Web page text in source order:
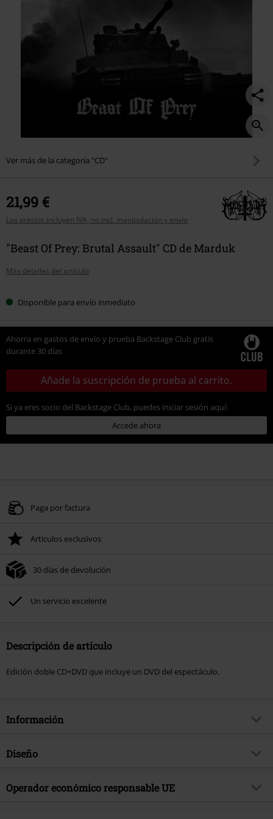
Ver más de la categoría "CD"
21,99 €
Los precios incluyen IVA, no incl. manipulación y envío
"Beast Of Prey: Brutal Assault" CD de Marduk
Más detalles del artículo
Disponible para envío inmediato
Ahorra en gastos de envío y prueba Backstage Club gratis
durante 30 días
Añade la suscripción de prueba al carrito.
Si ya eres socio del Backstage Club, puedes iniciar sesión aquí:
Accede ahora
Paga por factura
Artículos exclusivos
30 días de devolución
Un servicio excelente
Descripción de artículo
Edición doble CD+DVD que incluye un DVD del espectáculo.
Información
Artículo no.
Género Musical
Death Metal
Diseño
Tipo de producto
CD
Operador económico responsable UE